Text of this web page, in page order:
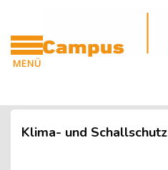
MENÜ
Zum Hauptinhalt
Blöcke
Blöcke
Klima- und Schallschutz